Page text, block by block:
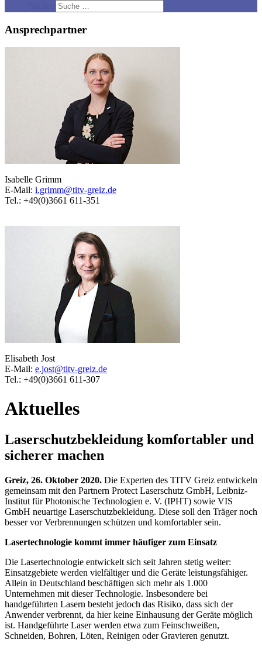
Ansprechpartner
Isabelle Grimm
E-Mail: i.grimm@titv-greiz.de
Tel.: +49(0)3661 611-351
Elisabeth Jost
E-Mail: e.jost@titv-greiz.de
Tel.: +49(0)3661 611-307
Aktuelles
Laserschutzbekleidung komfortabler und
sicherer machen
Greiz, 26. Oktober 2020. Die Experten des TITV Greiz entwickeln
gemeinsam mit den Partnern Protect Laserschutz GmbH, Leibniz-
Institut für Photonische Technologien e. V. (IPHT) sowie VIS
GmbH neuartige Laserschutzbekleidung. Diese soll den Träger noch
besser vor Verbrennungen schützen und komfortabler sein.
Lasertechnologie kommt immer häufiger zum Einsatz
Die Lasertechnologie entwickelt sich seit Jahren stetig weiter:
Einsatzgebiete werden vielfältiger und die Geräte leistungsfähiger.
Allein in Deutschland beschäftigen sich mehr als 1.000
Unternehmen mit dieser Technologie. Insbesondere bei
handgeführten Lasern besteht jedoch das Risiko, dass sich der
Anwender verbrennt, da hier keine Einhausung der Geräte möglich
ist. Handgeführte Laser werden etwa zum Feinschweißen,
Schneiden, Bohren, Löten, Reinigen oder Gravieren genutzt.